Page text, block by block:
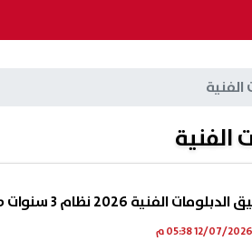
الفنية
الفنية
الفنية 2026 نظام 3 سنوات صناعي..8 كليات ومعاهد مهمة